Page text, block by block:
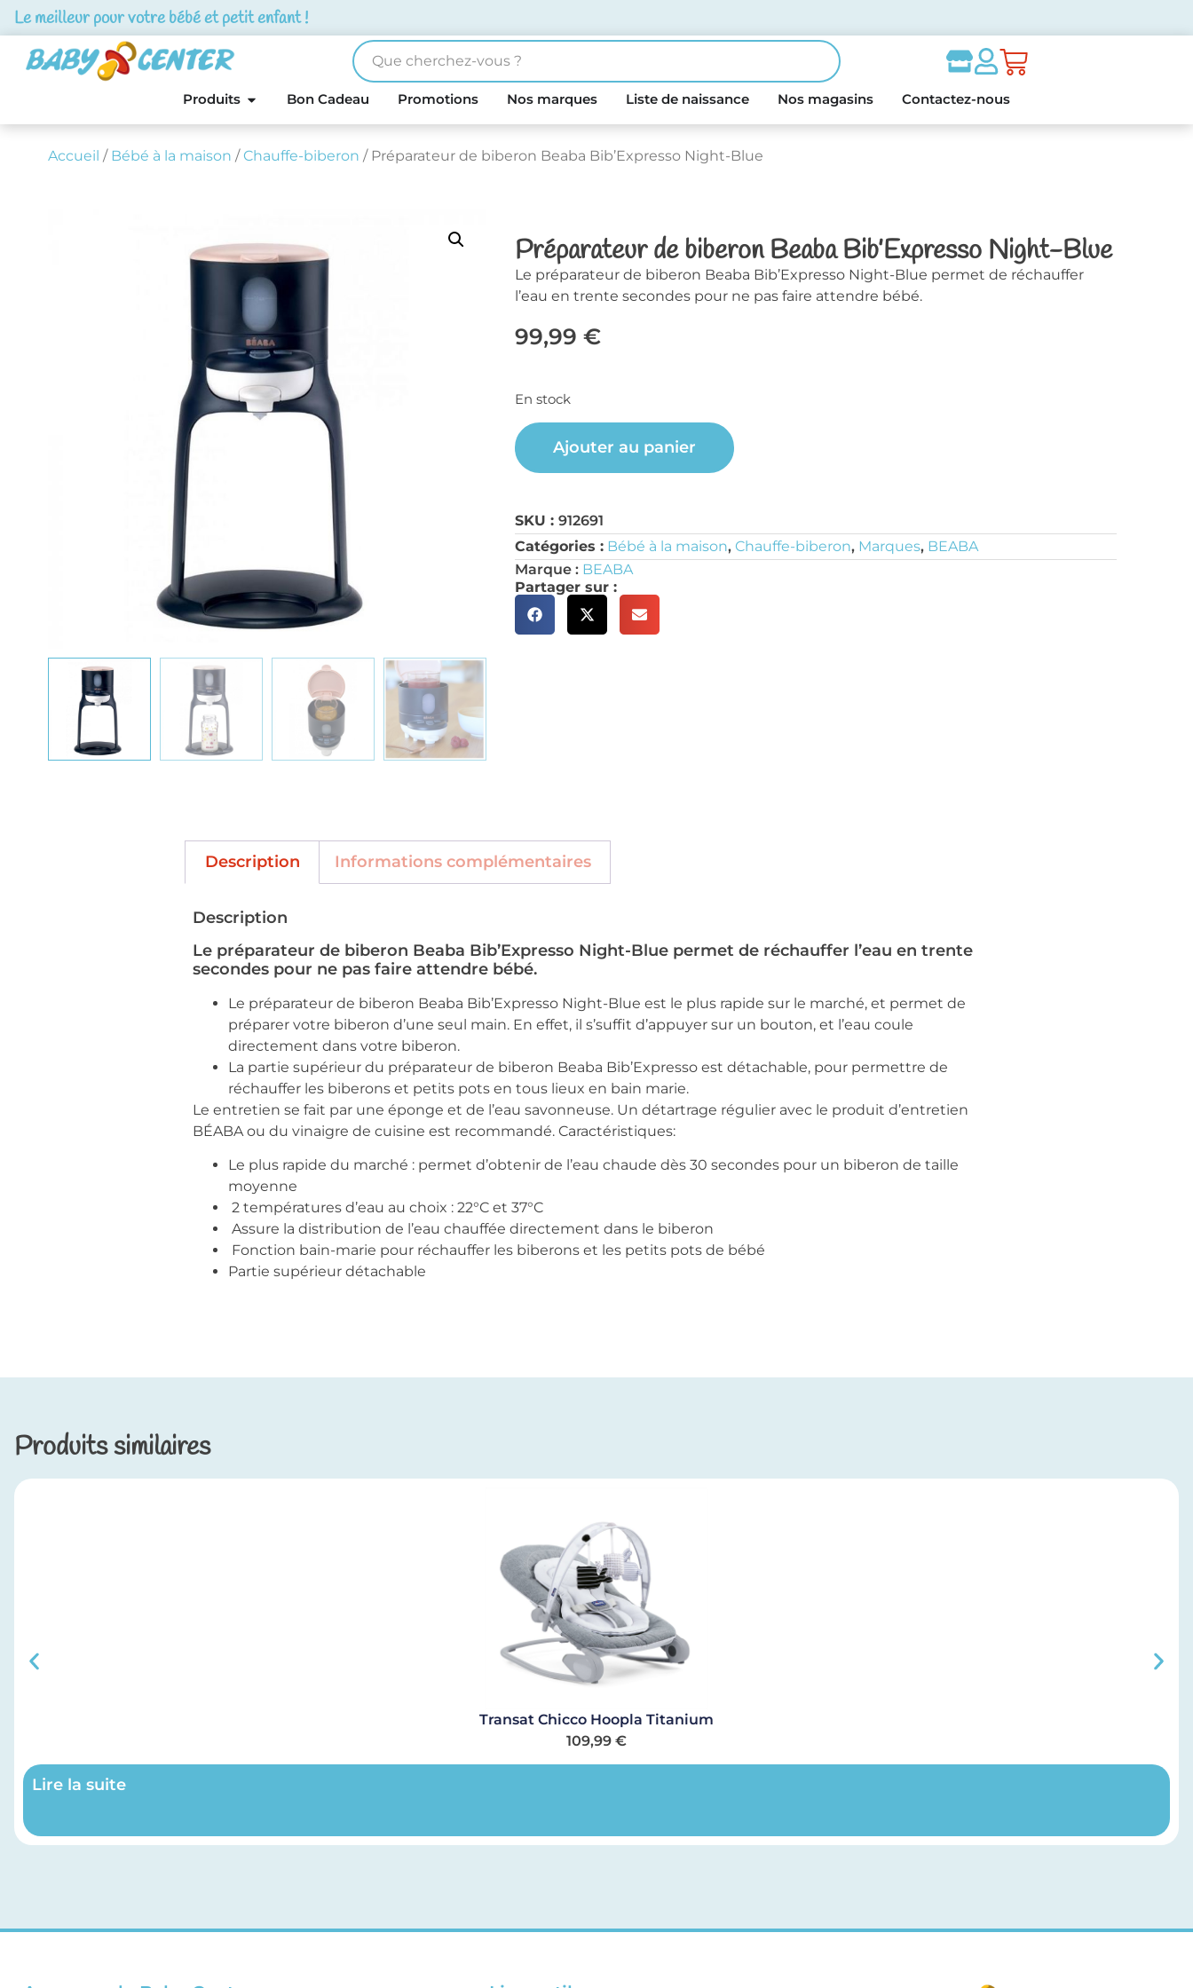
Le meilleur pour votre bébé et petit enfant !
Produits Bon Cadeau Promotions Nos marques Liste de naissance Nos magasins Contactez-nous
Accueil / Bébé à la maison /Chauffe-biberon / Préparateur de biberon Beaba Bib’Expresso Night-Blue
Préparateur de biberon Beaba Bib’Expresso Night-Blue
Le préparateur de biberon Beaba Bib’Expresso Night-Blue permet de réchauffer
l’eau en trente secondes pour ne pas faire attendre bébé.
99,99€
En stock
Ajouter au panier
SKU :912691
Catégories : Bébé à la maison,Chauffe-biberon, Marques, BEABA
Marque : BEABA
Partager sur :
Description Informations complémentaires
Description
Le préparateur de biberon Beaba Bib’Expresso Night-Blue permet de réchauffer l’eau en trente
secondes pour ne pas faire attendre bébé.
Le préparateur de biberon Beaba Bib’Expresso Night-Blue est le plus rapide sur le marché, et permet de
préparer votre biberon d’une seul main. En effet, il s’suffit d’appuyer sur un bouton, et l’eau coule
directement dans votre biberon.
La partie supérieur du préparateur de biberon Beaba Bib’Expresso est détachable, pour permettre de
réchauffer les biberons et petits pots en tous lieux en bain marie.
Le entretien se fait par une éponge et de l’eau savonneuse. Un détartrage régulier avec le produit d’entretien
BÉABA ou du vinaigre de cuisine est recommandé. Caractéristiques:
Le plus rapide du marché : permet d’obtenir de l’eau chaude dès 30 secondes pour un biberon de taille
moyenne
2 températures d’eau au choix : 22°C et 37°C
Assure la distribution de l’eau chauffée directement dans le biberon
Fonction bain-marie pour réchauffer les biberons et les petits pots de bébé
Partie supérieur détachable
Produits similaires
Transat Chicco Hoopla Titanium
109,99 €
Lire la suite